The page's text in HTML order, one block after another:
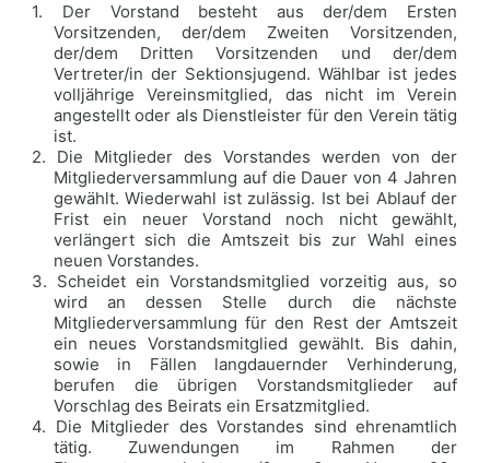
1. Der Vorstand besteht aus der/dem Ersten
Vorsitzenden, der/dem Zweiten Vorsitzenden,
der/dem Dritten Vorsitzenden und der/dem
Vertreter/in der Sektionsjugend. Wählbar ist jedes
volljährige Vereinsmitglied, das nicht im Verein
angestellt oder als Dienstleister für den Verein tätig
ist.
2. Die Mitglieder des Vorstandes werden von der
Mitgliederversammlung auf die Dauer von 4 Jahren
gewählt. Wiederwahl ist zulässig. Ist bei Ablauf der
Frist ein neuer Vorstand noch nicht gewählt,
verlängert sich die Amtszeit bis zur Wahl eines
neuen Vorstandes.
3. Scheidet ein Vorstandsmitglied vorzeitig aus, so
wird an dessen Stelle durch die nächste
Mitgliederversammlung für den Rest der Amtszeit
ein neues Vorstandsmitglied gewählt. Bis dahin,
sowie in Fällen langdauernder Verhinderung,
berufen die übrigen Vorstandsmitglieder auf
Vorschlag des Beirats ein Ersatzmitglied.
4. Die Mitglieder des Vorstandes sind ehrenamtlich
tätig. Zuwendungen im Rahmen der